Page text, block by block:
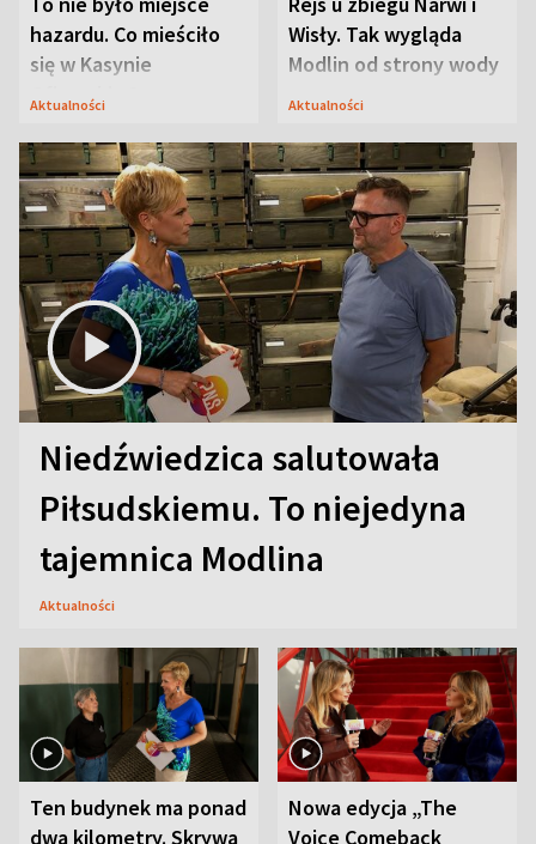
hazardu. Co mieściło
się w Kasynie
Oficerskim?
Aktualności
Wisły. Tak wygląda
Modlin od strony wody
Aktualności
Niedźwiedzica salutowała
Piłsudskiemu. To niejedyna
tajemnica Modlina
Aktualności
Ten budynek ma ponad
dwa kilometry. Skrywa
Nowa edycja „The
Voice Comeback